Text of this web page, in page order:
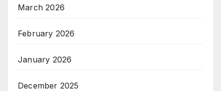
March 2026
February 2026
January 2026
December 2025